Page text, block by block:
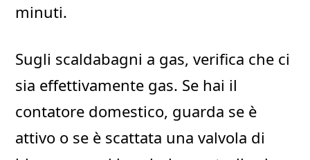
minuti.
Sugli scaldabagni a gas, verifica che ci
sia effettivamente gas. Se hai il
contatore domestico, guarda se è
attivo o se è scattata una valvola di